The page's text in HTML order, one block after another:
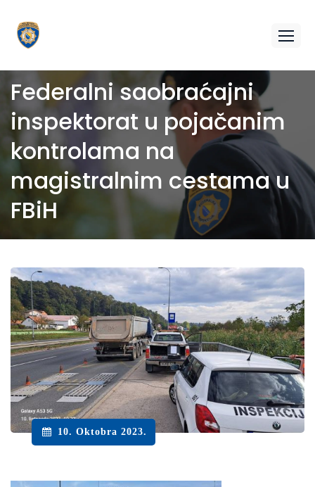
Federalni saobraćajni
inspektorat u pojačanim
kontrolama na
magistralnim cestama u
FBiH
10. Oktobra 2023.